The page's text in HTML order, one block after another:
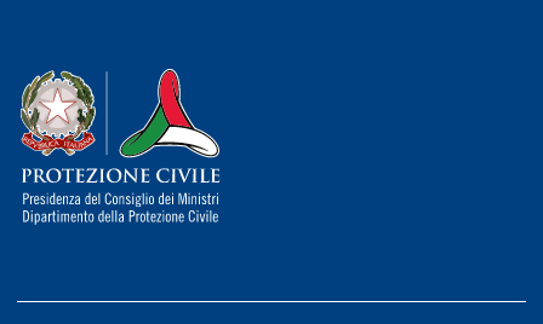
Dipartimento della Protezione Civile